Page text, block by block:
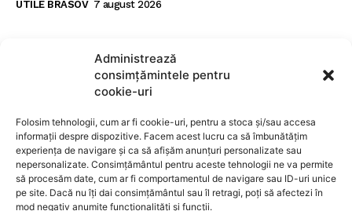
Administrează
consimțămintele pentru
cookie-uri
Folosim tehnologii, cum ar fi cookie-uri, pentru a stoca și/sau accesa
informații despre dispozitive. Facem acest lucru ca să îmbunătățim
experiența de navigare și ca să afișăm anunțuri personalizate sau
nepersonalizate. Consimțământul pentru aceste tehnologii ne va permite
să procesăm date, cum ar fi comportamentul de navigare sau ID-uri unice
pe site. Dacă nu îți dai consimțământul sau îl retragi, poți să afectezi în
mod negativ anumite funcționalități și funcții.
UTILE BRASOV 7 august 2026
Apartament modern cu 2 camere și dressing de
IMOBILIARE BRAOSV 7 august 2026
VIDEO. Șeful CJ Prahova: „Finalizarea Centurii
Comarnic este posibilă până la sfârșitul lunii
august”